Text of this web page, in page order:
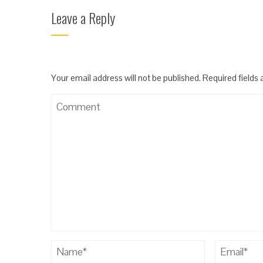
Leave a Reply
Your email address will not be published. Required fields